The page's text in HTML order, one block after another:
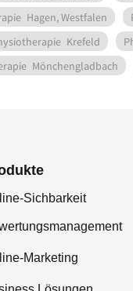
Hagen, Westfalen
Krefeld
Mönchengladbach
Sichbarkeit
Marketing